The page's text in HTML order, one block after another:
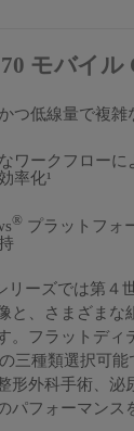
モバイ
つ低線量で複雑
ワークフロー
率化¹
® プラットフォ
リーズでは第４
と、さまざまな
。フラットディ
三種類選択可
形外科手術、泌
パフォーマンス